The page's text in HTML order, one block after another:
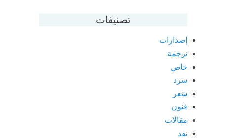
تصنيفات
إصدارات
ترجمة
خاص
سرد
شعر
فنون
مقالات
نقد